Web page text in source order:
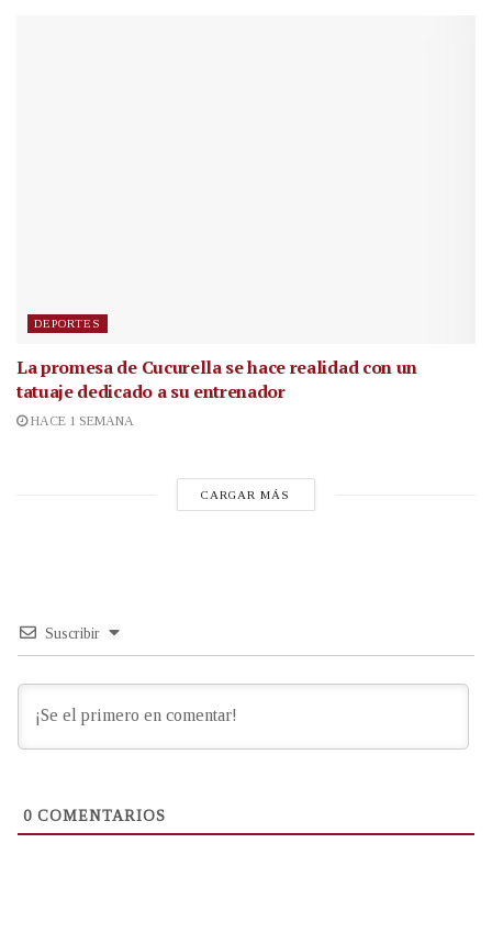
DEPORTES
La promesa de Cucurella se hace realidad con un
tatuaje dedicado a su entrenador
HACE 1 SEMANA
CARGAR MÁS
Suscribir
0 COMENTARIOS